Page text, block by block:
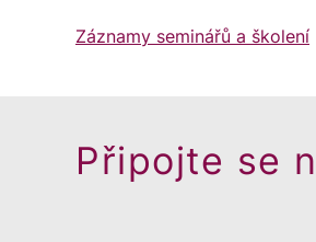
Záznamy seminářů a školení
Připojte se